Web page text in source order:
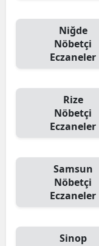
Niğde
Nöbetçi
Eczaneler
Rize
Nöbetçi
Eczaneler
Samsun
Nöbetçi
Eczaneler
Sinop